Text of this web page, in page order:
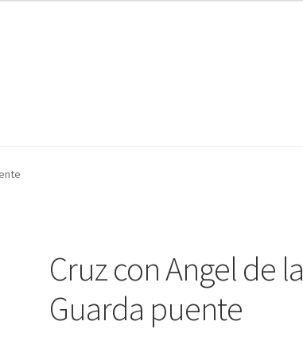
Cruz con Angel de la
Guarda puente